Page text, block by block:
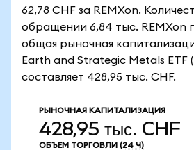
62,78 CHF за REMXon.
обращении 6,84 тыс. REMXon
общая рыночная
Earth and Strategic Metals ETF
составляет 428,95 тыс. CHF.
РЫНОЧНАЯ КАПИТАЛИЗАЦИЯ
428,95 тыс. CHF
ОБЪЕМ ТОРГОВЛИ (24 Ч)